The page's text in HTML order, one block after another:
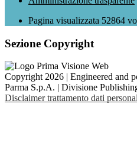
Pagina visualizzata 52864
Sezione Copyright
Copyright 2026 | Engineered and
Parma S.p.A. | Divisione
Disclaimer trattamento dati